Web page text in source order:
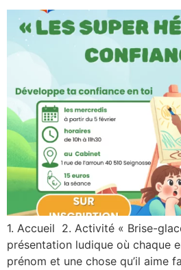
1. Accueil 2. Activité « Brise-
présentation ludique où chaque
prénom et une chose qu’il aime